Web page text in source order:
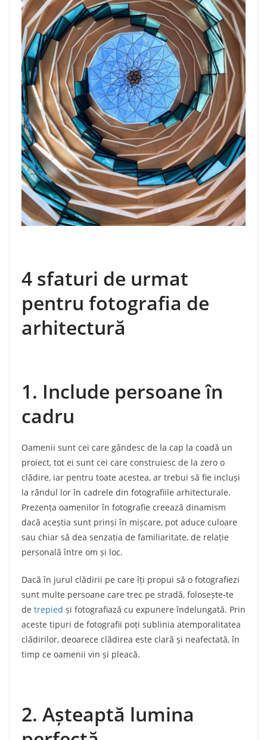
4 sfaturi de urmat
pentru fotografia de
arhitectură
1. Include persoane în
cadru
Oamenii sunt cei care gândesc de la cap la coadă un
proiect, tot ei sunt cei care construiesc de la zero o
clădire, iar pentru toate acestea, ar trebui să fie incluși
la rândul lor în cadrele din fotografiile arhitecturale.
Prezența oamenilor în fotografie creează dinamism
dacă aceștia sunt prinși în mișcare, pot aduce culoare
sau chiar să dea senzația de familiaritate, de relație
personală între om și loc.
Dacă în jurul clădirii pe care îți propui să o fotografiezi
sunt multe persoane care trec pe stradă, folosește-te
de trepied și fotografiază cu expunere îndelungată. Prin
aceste tipuri de fotografii poți sublinia atemporalitatea
clădirilor, deoarece clădirea este clară și neafectată, în
timp ce oamenii vin și pleacă.
2. Așteaptă lumina